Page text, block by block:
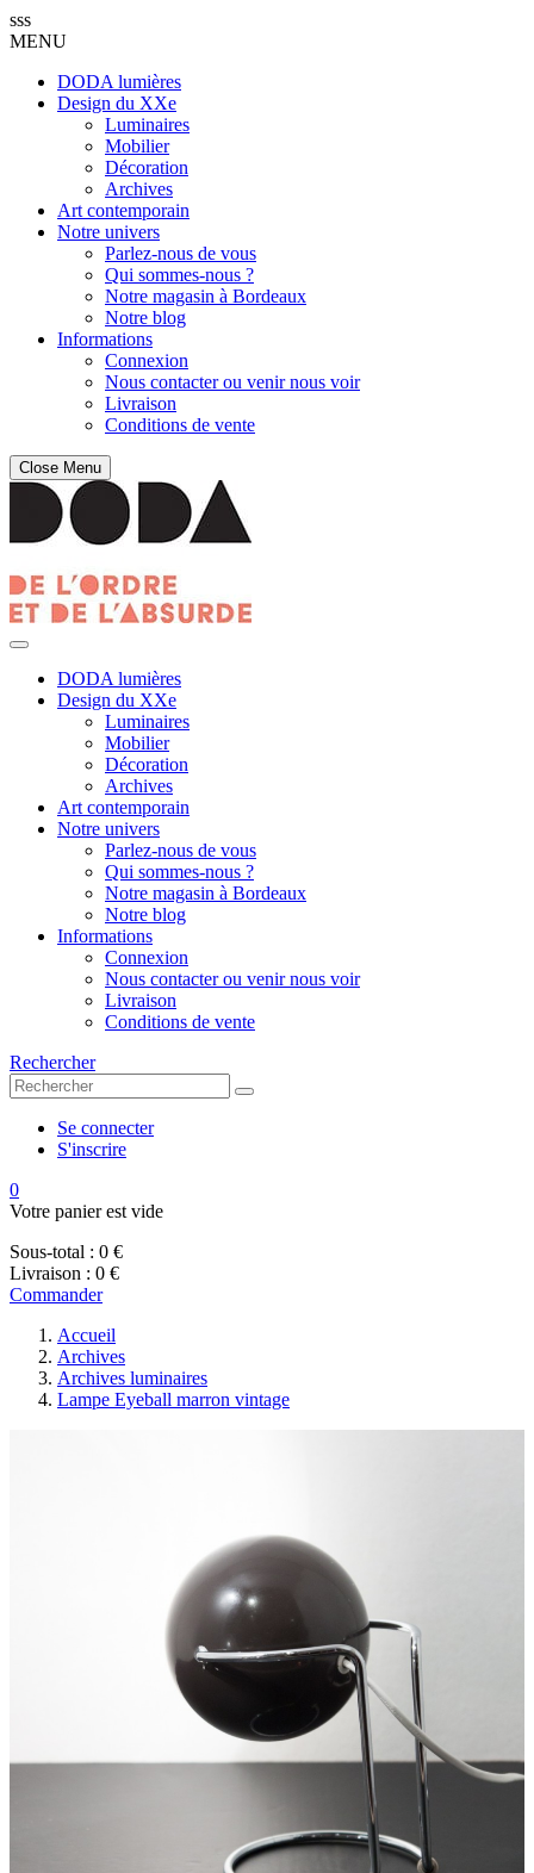
sss
MENU
DODA lumières
Design du XXe
Luminaires
Mobilier
Décoration
Archives
Art contemporain
Notre univers
Parlez-nous de vous
Qui sommes-nous ?
Notre magasin à Bordeaux
Notre blog
Informations
Connexion
Nous contacter ou venir nous voir
Livraison
Conditions de vente
Close Menu
DODA lumières
Design du XXe
Luminaires
Mobilier
Décoration
Archives
Art contemporain
Notre univers
Parlez-nous de vous
Qui sommes-nous ?
Notre magasin à Bordeaux
Notre blog
Informations
Connexion
Nous contacter ou venir nous voir
Livraison
Conditions de vente
Rechercher
Se connecter
S'inscrire
0
Votre panier est vide
Sous-total : 0 €
Livraison : 0 €
Commander
Accueil
Archives
Archives luminaires
Lampe Eyeball marron vintage